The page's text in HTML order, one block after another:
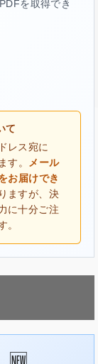
を取得でき
て
レス宛に
す。
メール
お届けでき
ますが、決
に十分ご注
。